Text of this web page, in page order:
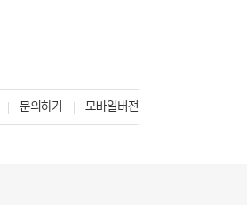
문의하기 모바일버전